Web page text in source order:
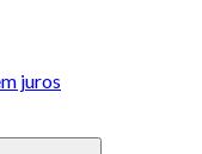
juros